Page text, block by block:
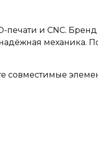
и CNC.
механика.
совместимые